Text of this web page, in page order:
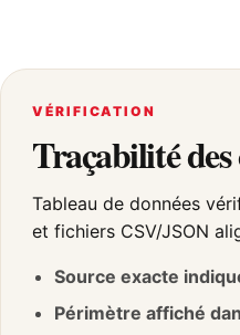
VÉRIFICATION
Traçabilité
Tableau de données
et fichiers CSV/JSON
Source exacte
Périmètre affiché